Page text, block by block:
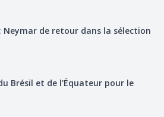
Neymar de retour dans la sélection
Brésil et de l'Équateur pour le